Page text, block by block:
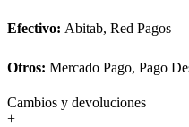
Efectivo: Abitab, Red Pagos
Otros: Mercado Pago, Pago
Cambios y devoluciones
+